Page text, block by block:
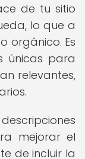
de tu sitio
lo que a
orgánico. Es
únicas para
relevantes,
mejorar el
de incluir la